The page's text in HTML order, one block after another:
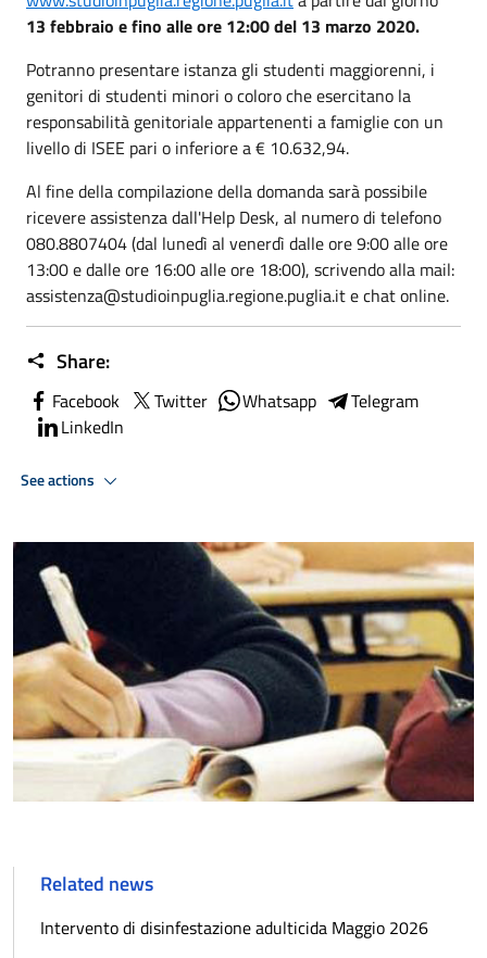
13 febbraio e fino alle ore 12:00 del 13 marzo 2020.
Potranno presentare istanza gli studenti maggiorenni, i
genitori di studenti minori o coloro che esercitano la
responsabilità genitoriale appartenenti a famiglie con un
livello di ISEE pari o inferiore a € 10.632,94.
Al fine della compilazione della domanda sarà possibile
ricevere assistenza dall'Help Desk, al numero di telefono
080.8807404 (dal lunedì al venerdì dalle ore 9:00 alle ore
13:00 e dalle ore 16:00 alle ore 18:00), scrivendo alla mail:
assistenza@studioinpuglia.regione.puglia.it e chat online.
Share:
Facebook Twitter Whatsapp
Telegram
LinkedIn
See actions
Related news
Intervento di disinfestazione adulticida Maggio 2026